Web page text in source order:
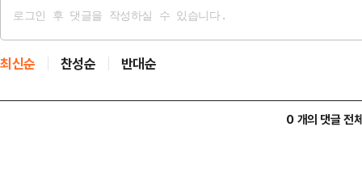
최신순 찬성순 반대순
0 개의 댓글 전